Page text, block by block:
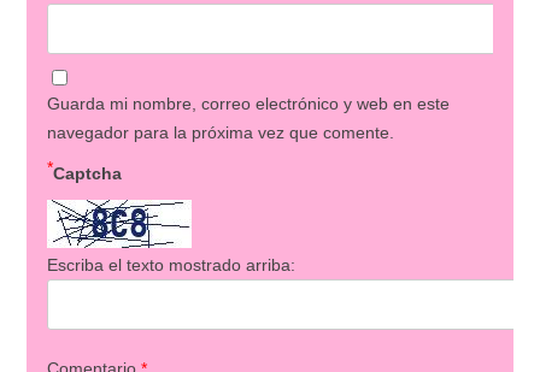
Guarda mi nombre, correo electrónico y web en este
navegador para la próxima vez que comente.
Captcha
*
Escriba el texto mostrado arriba:
Comentario *